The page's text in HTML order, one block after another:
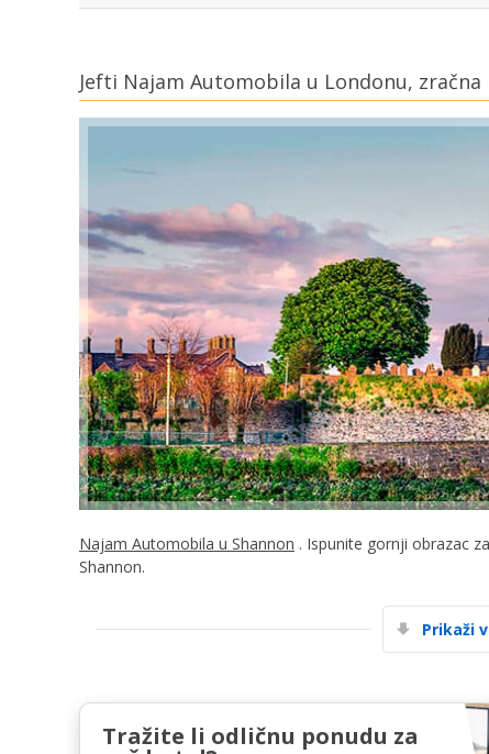
Jefti Najam Automobila u Londonu, zračna
Najam Automobila u Shannon . Ispunite gornji obrazac
Shannon.
Prikaži
Tražite li odličnu ponudu za